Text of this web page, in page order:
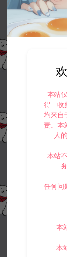
收
本站资源售价
若您需要商业
使用。
如果本站有侵
将会第一时间解
业用途，请大家
侵权联系邮
新整理Linux手工
https://
本站
得，收
均来自
责。本
人
本站
任何问
本
本